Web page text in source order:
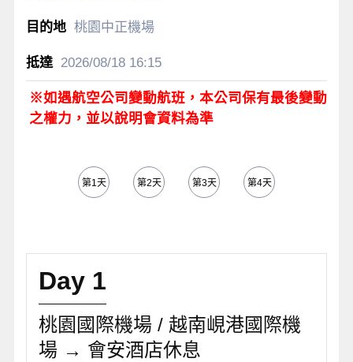
桃園中正機場
2026/08/1816:15
※如遇航空公司變動航班，本公司保有最後變動
之權力，並以說明會資料為準
第1天 第2天 第3天 第4天
Day 1
桃園國際機場 / 越南峴港國際機
場 → 會安酒店休息